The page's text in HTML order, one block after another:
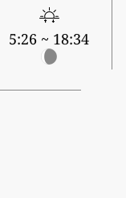
5:26 ~ 18:34